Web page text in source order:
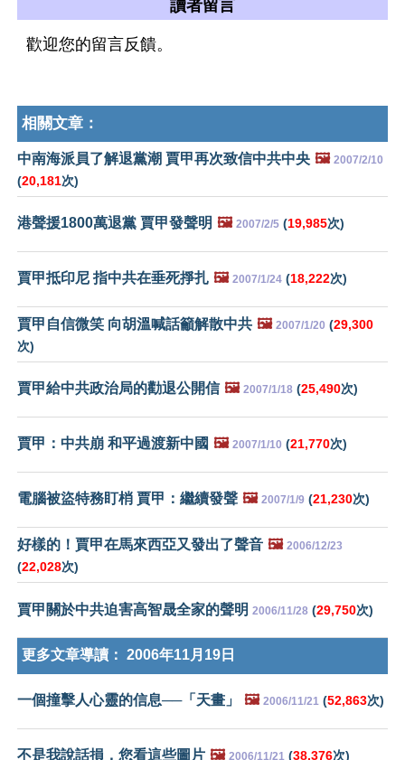
讀者留言
歡迎您的留言反饋。
相關文章：
中南海派員了解退黨潮 賈甲再次致信中共中央 🖼️ 2007/2/10
(20,181次)
港聲援1800萬退黨 賈甲發聲明 🖼️ 2007/2/5 (19,985次)
賈甲抵印尼 指中共在垂死掙扎 🖼️ 2007/1/24 (18,222次)
賈甲自信微笑 向胡溫喊話籲解散中共 🖼️ 2007/1/20 (29,300
次)
賈甲給中共政治局的勸退公開信 🖼️ 2007/1/18 (25,490次)
賈甲：中共崩 和平過渡新中國 🖼️ 2007/1/10 (21,770次)
電腦被盜特務盯梢 賈甲：繼續發聲 🖼️ 2007/1/9 (21,230次)
好樣的！賈甲在馬來西亞又發出了聲音 🖼️ 2006/12/23
(22,028次)
賈甲關於中共迫害高智晟全家的聲明 2006/11/28 (29,750次)
更多文章導讀： 2006年11月19日
一個撞擊人心靈的信息──「天畫」 🖼️ 2006/11/21 (52,863次)
不是我說話損，您看這些圖片 🖼️ 2006/11/21 (38,376次)